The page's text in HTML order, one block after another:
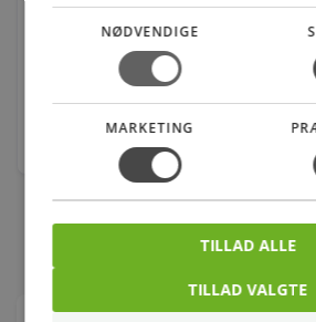
Danfoss VS2-15 2vejs
Varenr.:
NØDVENDIGE
MARKETING
TILLAD VALGTE
TILLAD ALLE